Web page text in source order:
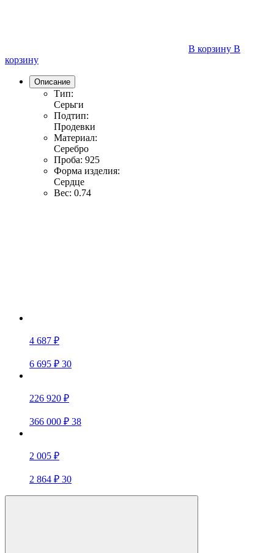
В корзину В
корзину
Описание
Тип:
Серьги
Подтип:
Продевки
Материал:
Серебро
Проба: 925
Форма изделия:
Сердце
Вес: 0.74
4 687 ₽
6 695 ₽ 30
226 920 ₽
366 000 ₽ 38
2 005 ₽
2 864 ₽ 30